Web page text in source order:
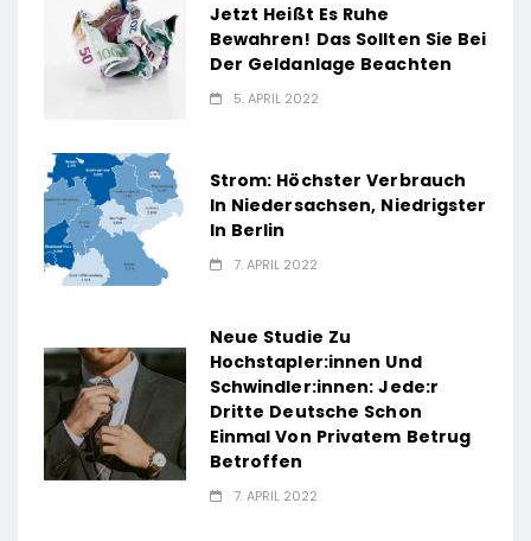
Jetzt Heißt Es Ruhe
Bewahren! Das Sollten Sie Bei
Der Geldanlage Beachten
5. APRIL 2022
Strom: Höchster Verbrauch
In Niedersachsen, Niedrigster
In Berlin
7. APRIL 2022
Neue Studie Zu
Hochstapler:innen Und
Schwindler:innen: Jede:r
Dritte Deutsche Schon
Einmal Von Privatem Betrug
Betroffen
7. APRIL 2022